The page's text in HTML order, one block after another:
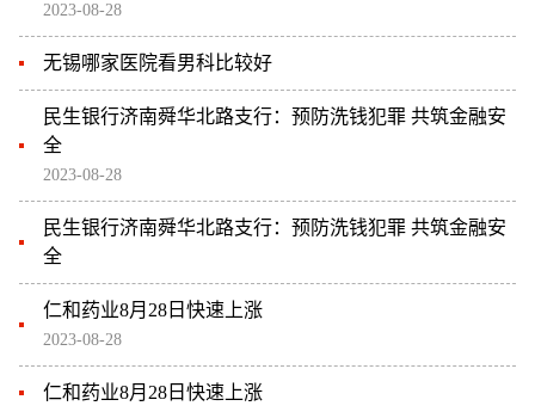
2023-08-28
无锡哪家医院看男科比较好
民生银行济南舜华北路支行：预防洗钱犯罪 共筑金融安
全
2023-08-28
民生银行济南舜华北路支行：预防洗钱犯罪 共筑金融安
全
仁和药业8月28日快速上涨
2023-08-28
仁和药业8月28日快速上涨